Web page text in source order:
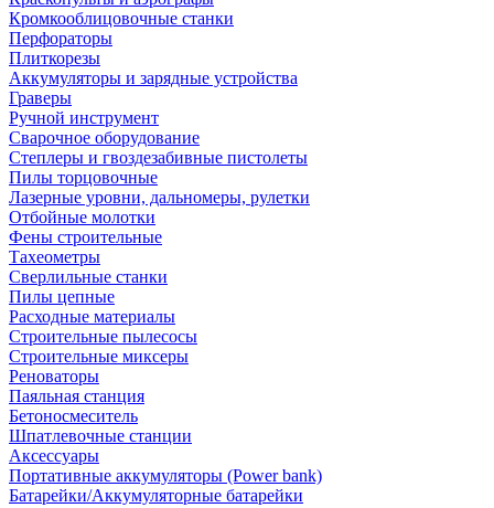
Кромкооблицовочные станки
Перфораторы
Плиткорезы
Аккумуляторы и зарядные устройства
Граверы
Ручной инструмент
Сварочное оборудование
Степлеры и гвоздезабивные пистолеты
Пилы торцовочные
Лазерные уровни, дальномеры, рулетки
Отбойные молотки
Фены строительные
Тахеометры
Сверлильные станки
Пилы цепные
Расходные материалы
Строительные пылесосы
Строительные миксеры
Реноваторы
Паяльная станция
Бетоносмеситель
Шпатлевочные станции
Аксессуары
Портативные аккумуляторы (Power bank)
Батарейки/Аккумуляторные батарейки